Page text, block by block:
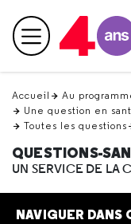
en
haut Menu
Accueil Au
Une question en
Toutes les questions
QUESTIONS-
UN SERVICE DE LA
NAVIGUER DANS